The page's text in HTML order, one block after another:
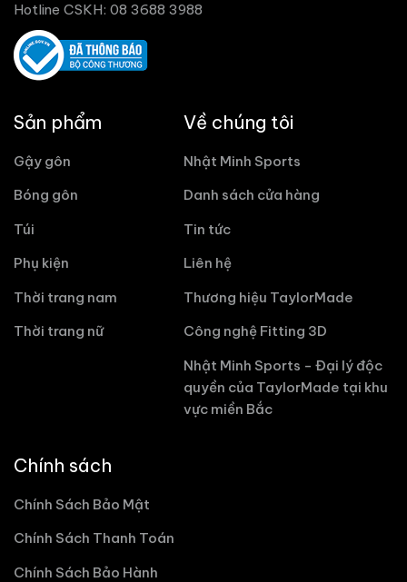
Hotline CSKH: 08 3688 3988
Sản phẩm
Gậy gôn
Bóng gôn
Túi
Phụ kiện
Thời trang nam
Thời trang nữ
Về chúng tôi
Nhật Minh Sports
Danh sách cửa hàng
Tin tức
Liên hệ
Thương hiệu TaylorMade
Công nghệ Fitting 3D
Nhật Minh Sports - Đại lý độc
quyền của TaylorMade tại khu
vực miền Bắc
Chính sách
Chính Sách Bảo Mật
Chính Sách Thanh Toán
Chính Sách Bảo Hành